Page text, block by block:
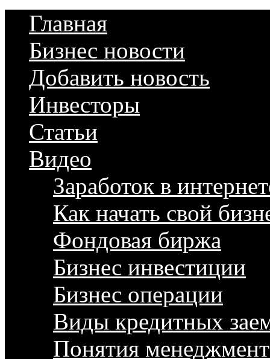
Главная
Бизнес новости
Добавить новость
Инвесторы
Статьи
Видео
Заработок в
Как начать свой
Фондовая биржа
Бизнес инвестиции
Бизнес операции
Виды кредитных
Понятия